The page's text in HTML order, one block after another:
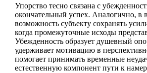
Упорство тесно связана с
окончательный успех. Аналогично, в
возможность субъекту сохранять
когда промежуточные исходы
Убежденность образует душевный
удерживает мотивацию в
помогает принимать временные
естественную компонент пути к